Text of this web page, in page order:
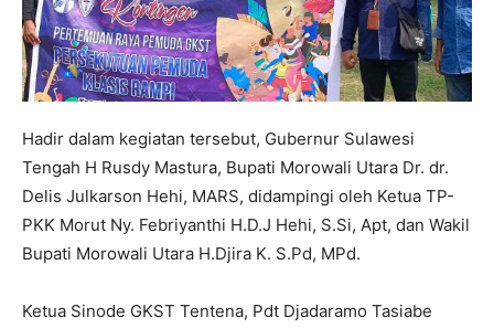
Hadir dalam kegiatan tersebut, Gubernur Sulawesi
Tengah H Rusdy Mastura, Bupati Morowali Utara Dr. dr.
Delis Julkarson Hehi, MARS, didampingi oleh Ketua TP-
PKK Morut Ny. Febriyanthi H.D.J Hehi, S.Si, Apt, dan Wakil
Bupati Morowali Utara H.Djira K. S.Pd, MPd.
Ketua Sinode GKST Tentena, Pdt Djadaramo Tasiabe